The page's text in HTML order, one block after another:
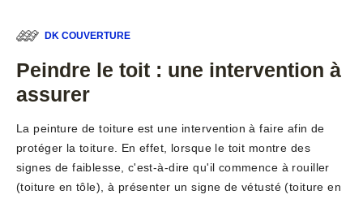
DK COUVERTURE
Peindre le toit : une intervention à
assurer
La peinture de toiture est une intervention à faire afin de
protéger la toiture. En effet, lorsque le toit montre des
signes de faiblesse, c'est-à-dire qu'il commence à rouiller
(toiture en tôle), à présenter un signe de vétusté (toiture en